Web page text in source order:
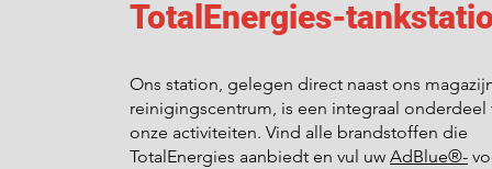
TotalEnergies-
Ons station, gelegen direct naast ons
reinigingscentrum, is een integraal onderdeel
onze activiteiten. Vind alle brandstoffen die
TotalEnergies aanbiedt en vul uw AdBlue®-